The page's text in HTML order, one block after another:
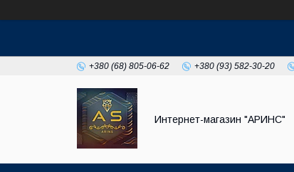
+380 (68) 805-06-62 +380 (93) 582-30-20
Интернет-магазин "АРИНС"